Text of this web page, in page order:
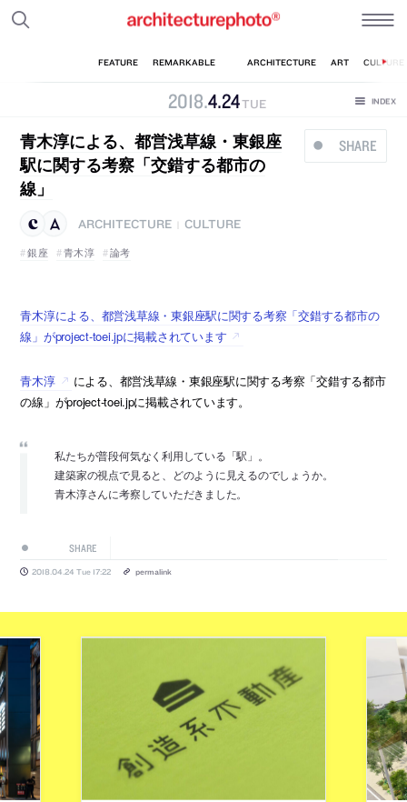
2018.4.24TUE
SHARE
青木淳による、都営浅草線・東銀座
駅に関する考察「交錯する都市の
線」
ARCHITECTURE
CULTURE
銀座
青木淳 論考
青木淳による、都営浅草線・東銀座駅に関する考察「交錯する都市の
線」がproject-toei.jpに掲載されています
青木淳
による、都営浅草線・東銀座駅に関する考察「交錯する都市
の線」がproject-toei.jpに掲載されています。
私たちが普段何気なく利用している「駅」。
建築家の視点で見ると、どのように見えるのでしょうか。
青木淳さんに考察していただきました。
SHARE
2018.04.24 Tue 17:22 permalink